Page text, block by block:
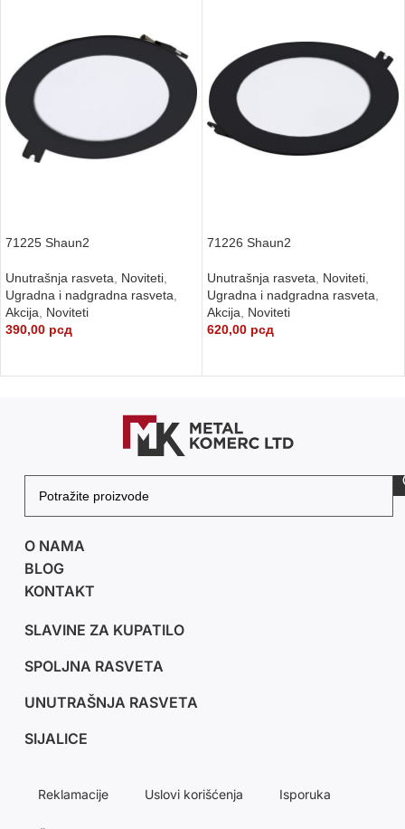
71225 Shaun2
Unutrašnja rasveta Noviteti
Ugradna i nadgradna rasveta
Akcija
Noviteti
390,00 рсд
71226 Shaun2
Unutrašnja rasveta Noviteti
Ugradna i nadgradna rasveta
Akcija
Noviteti
620,00 рсд
O NAMA
BLOG
KONTAKT
SLAVINE ZA KUPATILO
SPOLJNA RASVETA
UNUTRAŠNJA RASVETA
SIJALICE
Reklamacije Uslovi korišćenja Isporuka